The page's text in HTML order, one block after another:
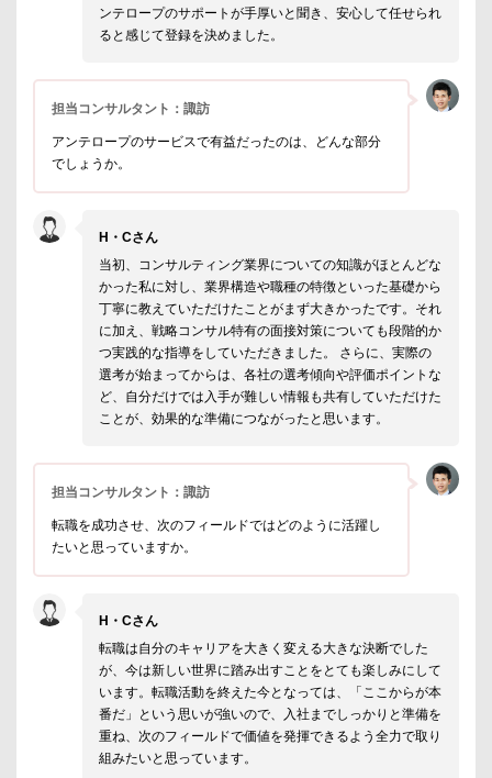
ンテロープのサポートが手厚いと聞き、安心して任せられ
ると感じて登録を決めました。
担当コンサルタント：諏訪
アンテロープのサービスで有益だったのは、どんな部分
でしょうか。
H・Cさん
当初、コンサルティング業界についての知識がほとんどな
かった私に対し、業界構造や職種の特徴といった基礎から
丁寧に教えていただけたことがまず大きかったです。それ
に加え、戦略コンサル特有の面接対策についても段階的か
つ実践的な指導をしていただきました。 さらに、実際の
選考が始まってからは、各社の選考傾向や評価ポイントな
ど、自分だけでは入手が難しい情報も共有していただけた
ことが、効果的な準備につながったと思います。
担当コンサルタント：諏訪
転職を成功させ、次のフィールドではどのように活躍し
たいと思っていますか。
H・Cさん
転職は自分のキャリアを大きく変える大きな決断でした
が、今は新しい世界に踏み出すことをとても楽しみにして
います。転職活動を終えた今となっては、「ここからが本
番だ」という思いが強いので、入社までしっかりと準備を
重ね、次のフィールドで価値を発揮できるよう全力で取り
組みたいと思っています。